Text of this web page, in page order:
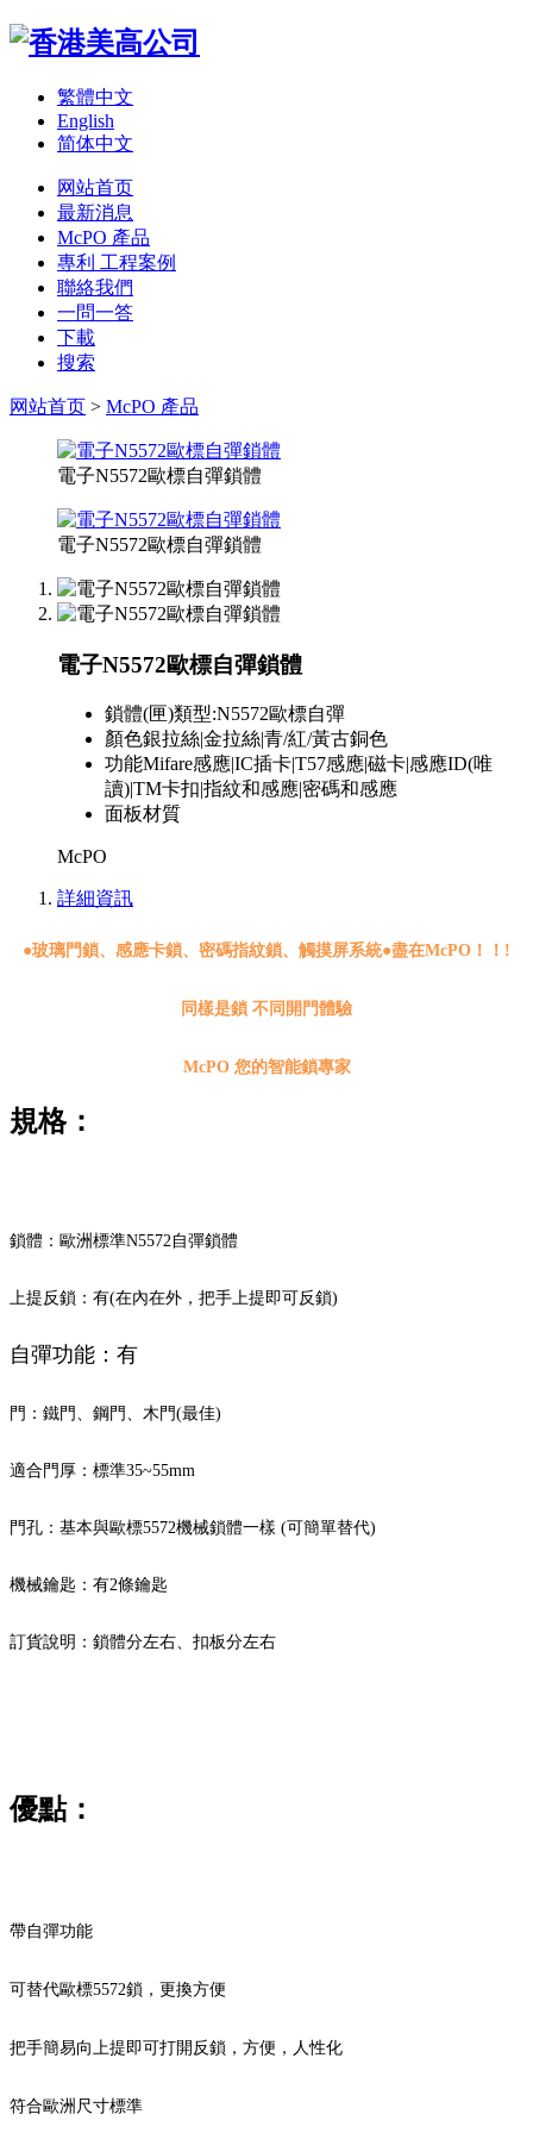
繁體中文
English
简体中文
网站首页
最新消息
McPO 產品
專利 工程案例
聯絡我們
一問一答
下載
搜索
网站首页 > McPO 產品
電子N5572歐標自彈鎖體
電子N5572歐標自彈鎖體
電子N5572歐標自彈鎖體
鎖體(匣)類型:N5572歐標自彈
顏色銀拉絲|金拉絲|青/紅/黃古銅色
功能Mifare感應|IC插卡|T57感應|磁卡|感應ID(唯
讀)|TM卡扣|指紋和感應|密碼和感應
面板材質
McPO
詳細資訊
●玻璃門鎖、感應卡鎖、密碼指紋鎖、觸摸屏系統●盡在McPO！！!
同樣是鎖 不同開門體驗
McPO 您的智能鎖專家
規格：
鎖體：歐洲標準N5572自彈鎖體
上提反鎖：有(在內在外，把手上提即可反鎖)
自彈功能：有
門：鐵門、鋼門、木門(最佳)
適合門厚：標準35~55mm
門孔：基本與歐標5572機械鎖體一樣 (可簡單替代)
機械鑰匙：有2條鑰匙
訂貨說明：鎖體分左右、扣板分左右
優點：
帶自彈功能
可替代歐標5572鎖，更換方便
把手簡易向上提即可打開反鎖，方便，人性化
符合歐洲尺寸標準